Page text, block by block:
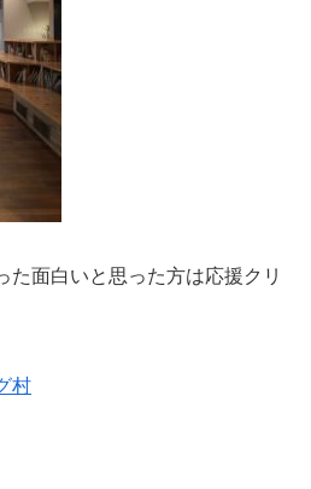
た面白いと思った方は応援クリ
村